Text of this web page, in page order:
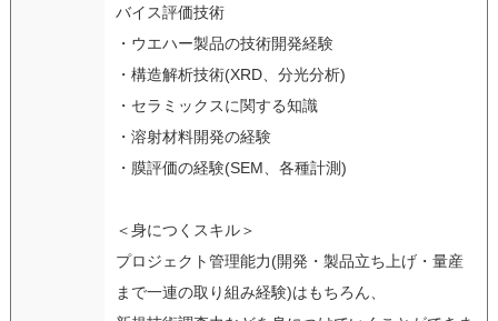
バイス評価技術
・ウエハー製品の技術開発経験
・構造解析技術(XRD、分光分析)
・セラミックスに関する知識
・溶射材料開発の経験
・膜評価の経験(SEM、各種計測)
＜身につくスキル＞
プロジェクト管理能力(開発・製品立ち上げ・量産
まで一連の取り組み経験)はもちろん、